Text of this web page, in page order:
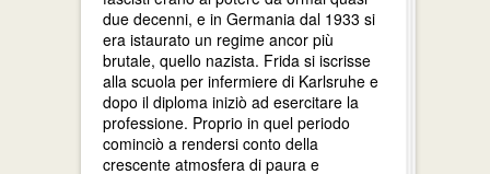
due decenni, e in Germania dal 1933 si
era istaurato un regime ancor più
brutale, quello nazista. Frida si iscrisse
alla scuola per infermiere di Karlsruhe e
dopo il diploma iniziò ad esercitare la
professione. Proprio in quel periodo
cominciò a rendersi conto della
crescente atmosfera di paura e